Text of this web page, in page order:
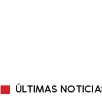
ÚLTIMAS